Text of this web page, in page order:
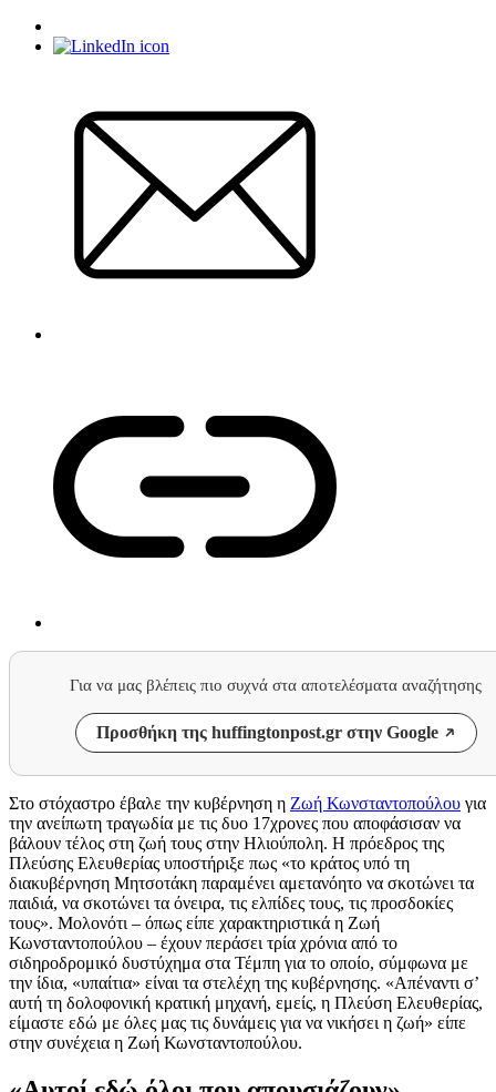
Για να μας βλέπεις πιο συχνά στα αποτελέσματα αναζήτησης
Προσθήκη της huffingtonpost.gr στην Google
Στο στόχαστρο έβαλε την κυβέρνηση η Ζωή Κωνσταντοπούλου για
την ανείπωτη τραγωδία με τις δυο 17χρονες που αποφάσισαν να
βάλουν τέλος στη ζωή τους στην Ηλιούπολη. Η πρόεδρος της
Πλεύσης Ελευθερίας υποστήριξε πως «το κράτος υπό τη
διακυβέρνηση Μητσοτάκη παραμένει αμετανόητο να σκοτώνει τα
παιδιά, να σκοτώνει τα όνειρα, τις ελπίδες τους, τις προσδοκίες
τους». Μολονότι – όπως είπε χαρακτηριστικά η Ζωή
Κωνσταντοπούλου – έχουν περάσει τρία χρόνια από το
σιδηροδρομικό δυστύχημα στα Τέμπη για το οποίο, σύμφωνα με
την ίδια, «υπαίτια» είναι τα στελέχη της κυβέρνησης. «Απέναντι σ’
αυτή τη δολοφονική κρατική μηχανή, εμείς, η Πλεύση Ελευθερίας,
είμαστε εδώ με όλες μας τις δυνάμεις για να νικήσει η ζωή» είπε
στην συνέχεια η Ζωή Κωνσταντοπούλου.